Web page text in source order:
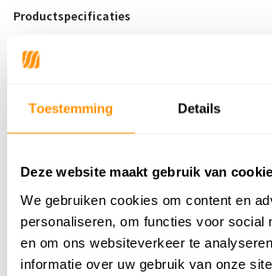
Toestemming Details
Deze website maakt gebruik van
We gebruiken cookies om content en
personaliseren, om functies voor social
en om ons websiteverkeer te
informatie over uw gebruik van onze
249,95
Productspecificaties
Reviews
0/5 Gemiddelde uit 0 beoordelingen